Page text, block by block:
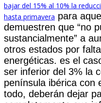
bajar del 15% al 10% la
hasta primavera para
demuestren que “no
sustancialmente” a
otros estados por
energéticas. es el
ser inferior del 3% la
península ibérica con
todo, deberán dejar